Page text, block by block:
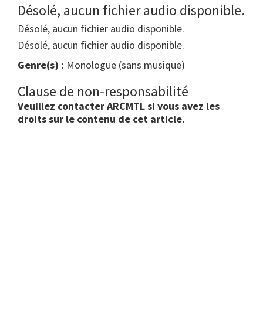
Désolé, aucun fichier audio disponible.
Désolé, aucun fichier audio disponible.
Désolé, aucun fichier audio disponible.
Genre(s) : Monologue (sans musique)
Clause de non-responsabilité
Veuillez contacter ARCMTL si vous avez les
droits sur le contenu de cet article.